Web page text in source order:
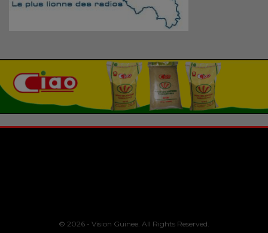
© 2026 - Vision Guinee. All Rights Reserved.